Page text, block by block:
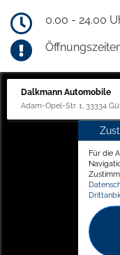
0.00 - 24.00
Dalkmann Automobile
Adam-Opel-Str. 1, 33334
Für die